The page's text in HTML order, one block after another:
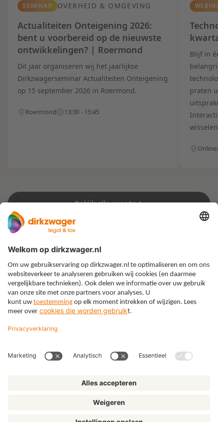
SEMINAR OVERHEID & OMGEVING
Actualiteiten Onteigening 2026:
bent u voorbereid op de nieuwste
ontwikkelingen? | Roermond
Dit jaar organiseren wij het jaarlijkse
Dirkzwagerseminar Actualiteiten Onteigening
op 15 september 2026 in Roermond.
Roermond 13:30 - 15:45
Blijf in
praten
Online
Bekijk alle events
Expertises
Thema’s